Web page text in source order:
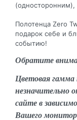
Полотенца Zero
подарок себе и
событию!
Обратите
Цветовая
незначительно
сайте в
Вашего